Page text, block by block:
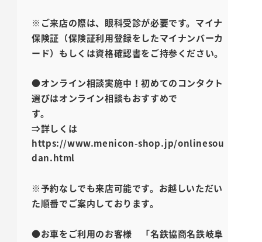
※ご来店の際は、眼科受診が必要です。マイナ
保険証（保険証利用登録をしたマイナンバーカ
ード）もしくは資格確認書をご持参ください。
●オンライン相談実施中！初めてのコンタクト
選びはオンライン相談もおすすめで
す。
⇒詳しくは
https://www.menicon-shop.jp/onlinesou
dan.html
※予約なしでも来店可能です。お越しいただい
た順番でご案内しております。
●お車をご利用のお客様 「名鉄協商名鉄岐阜